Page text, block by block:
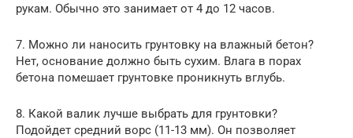
рукам. Обычно это занимает от 4 до 12 часов.
7. Можно ли наносить грунтовку на влажный бетон?
Нет, основание должно быть сухим. Влага в порах
бетона помешает грунтовке проникнуть вглубь.
8. Какой валик лучше выбрать для грунтовки?
Подойдет средний ворс (11-13 мм). Он позволяет